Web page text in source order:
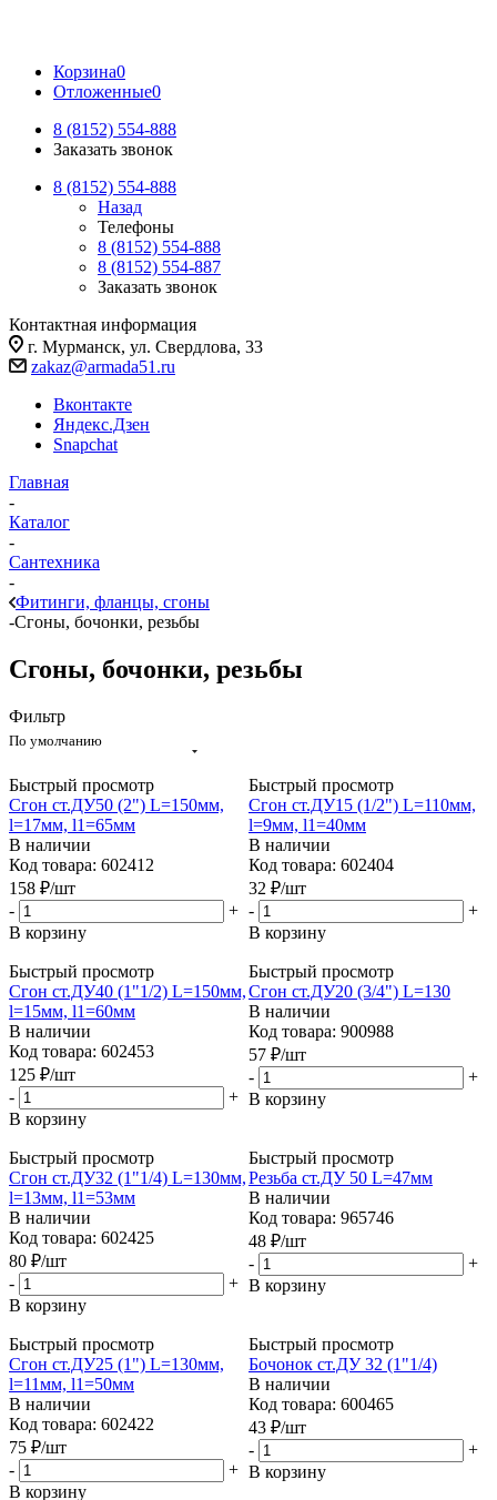
Корзина0
Отложенные0
8 (8152) 554-888
Заказать звонок
8 (8152) 554-888
Назад
Телефоны
8 (8152) 554-888
8 (8152) 554-887
Заказать звонок
Контактная информация
г. Мурманск, ул. Свердлова, 33
zakaz@armada51.ru
Вконтакте
Яндекс.Дзен
Snapchat
Главная
-
Каталог
-
Сантехника
-
Фитинги, фланцы, сгоны
-Сгоны, бочонки, резьбы
Сгоны, бочонки, резьбы
Фильтр
По умолчанию
Быстрый просмотр
Сгон ст.ДУ50 (2") L=150мм,
l=17мм, l1=65мм
В наличии
Код товара: 602412
158 ₽/шт
-
+
В корзину
Быстрый просмотр
Сгон ст.ДУ15 (1/2") L=110мм,
l=9мм, l1=40мм
В наличии
Код товара: 602404
32 ₽/шт
-
+
В корзину
Быстрый просмотр
Сгон ст.ДУ40 (1"1/2) L=150мм,
l=15мм, l1=60мм
В наличии
Код товара: 602453
125 ₽/шт
-
+
В корзину
Быстрый просмотр
Сгон ст.ДУ20 (3/4") L=130
В наличии
Код товара: 900988
57 ₽/шт
-
+
В корзину
Быстрый просмотр
Сгон ст.ДУ32 (1"1/4) L=130мм,
l=13мм, l1=53мм
В наличии
Код товара: 602425
80 ₽/шт
-
+
В корзину
Быстрый просмотр
Резьба ст.ДУ 50 L=47мм
В наличии
Код товара: 965746
48 ₽/шт
-
+
В корзину
Быстрый просмотр
Сгон ст.ДУ25 (1") L=130мм,
l=11мм, l1=50мм
В наличии
Код товара: 602422
75 ₽/шт
-
+
В корзину
Быстрый просмотр
Бочонок ст.ДУ 32 (1"1/4)
В наличии
Код товара: 600465
43 ₽/шт
-
+
В корзину